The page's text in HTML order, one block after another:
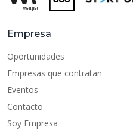
Empresa
Oportunidades
Empresas que contratan
Eventos
Contacto
Soy Empresa